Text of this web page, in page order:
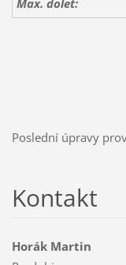
Poslední úpravy
Kontakt
Horák Martin